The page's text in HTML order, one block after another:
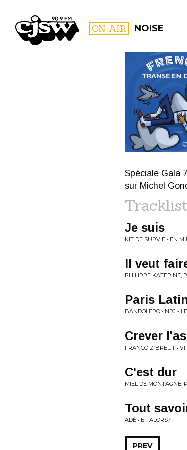
CJSW ON AIR NOISE
FILTER
Spéciale Gala
sur Michel
Tracklist
Je suis
KIT DE SURVIE • EN
Il veut
PHILIPPE KATERINE,
Paris
BANDOLERO • NRJ -
Crever
FRANCOIZ BREUT •
C'est dur
MIEL DE MONTAGNE,
Tout
ADÉ • ET ALORS?
PREV